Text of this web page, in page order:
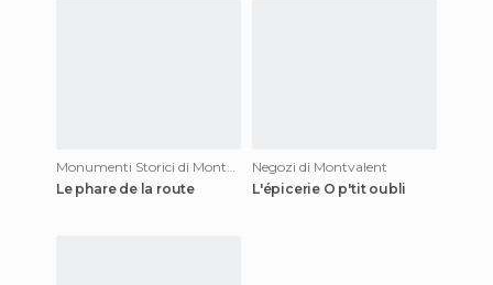
Monumenti Storici di Montvalent
Le phare de la route
Negozi di Montvalent
L'épicerie O p'tit oubli